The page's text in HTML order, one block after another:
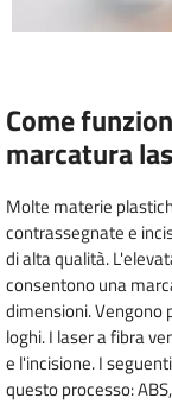
Come
marcatura
Molte materie
contrassegnate e
di alta qualità.
consentono una
dimensioni. Vengono
loghi. I laser a fibra
e l'incisione. I
questo processo: ABS,